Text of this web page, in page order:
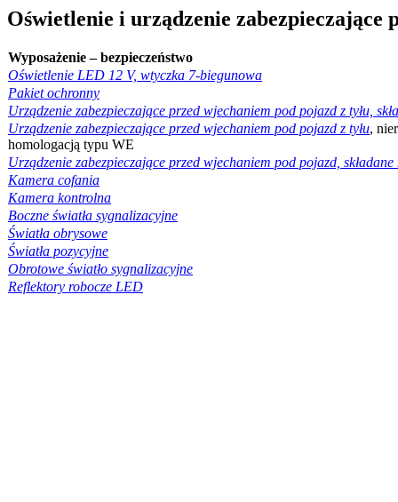
Oświetlenie i urządzenie zabezpieczające
Wyposażenie – bezpieczeństwo
Oświetlenie LED 12 V, wtyczka 7-biegunowa
Pakiet ochronny
Urządzenie zabezpieczające przed wjechaniem pod pojazd z tyłu,
Urządzenie zabezpieczające przed wjechaniem pod pojazd z tyłu,
homologacją typu WE
Urządzenie zabezpieczające przed wjechaniem pod pojazd,
Kamera cofania
Kamera kontrolna
Boczne światła sygnalizacyjne
Światła obrysowe
Światła pozycyjne
Obrotowe światło sygnalizacyjne
Reflektory robocze LED